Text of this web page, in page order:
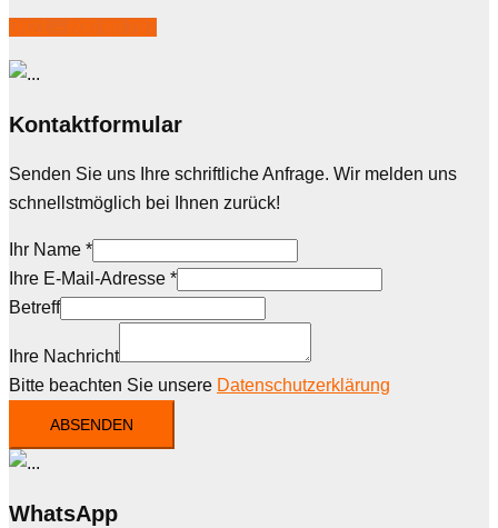
0821 – 600 80 797
Kontaktformular
Senden Sie uns Ihre schriftliche Anfrage. Wir melden uns
schnellstmöglich bei Ihnen zurück!
Ihr Name *
Ihre E-Mail-Adresse *
Betreff
Ihre Nachricht
Bitte beachten Sie unsere Datenschutzerklärung
ABSENDEN
WhatsApp